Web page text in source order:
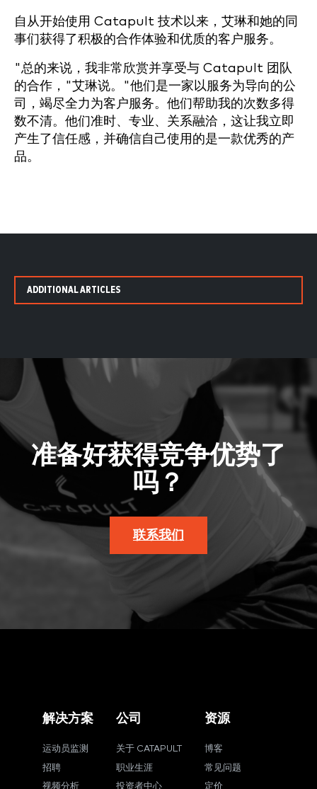
自从开始使用 Catapult 技术以来，艾琳和她的同
事们获得了积极的合作体验和优质的客户服务。
"总的来说，我非常欣赏并享受与 Catapult 团队
的合作，"艾琳说。"他们是一家以服务为导向的公
司，竭尽全力为客户服务。他们帮助我的次数多得
数不清。他们准时、专业、关系融洽，这让我立即
产生了信任感，并确信自己使用的是一款优秀的产
品。
ADDITIONAL ARTICLES
准备好获得竞争优势了
吗？
联系我们
解决方案
运动员监测
招聘
视频分析
公司
关于 CATAPULT
职业生涯
投资者中心
资源
博客
常见问题
定价